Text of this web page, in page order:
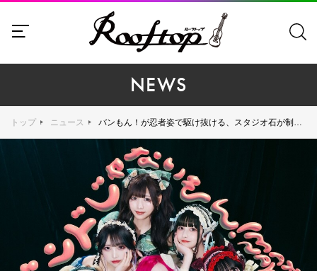
NEWS
トップ ニュース バンもん！が忍者姿で駆け抜ける、スタジオ石が制作の「NINJA NAKAYOSHI」MV公開